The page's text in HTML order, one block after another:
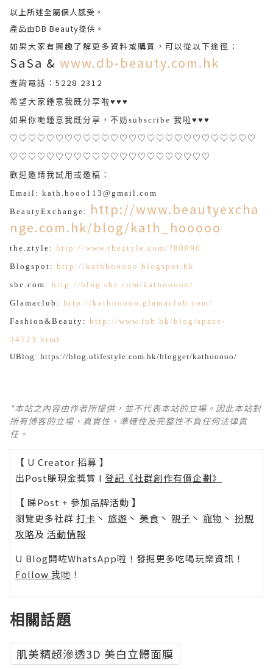
以上所述全屬個人感受。
產品由DB Beauty提供。
如果大家有興趣了解更多資料或購買，可以從以下途徑：
SaSa & www.db-beauty.com.hk
查詢電話：5228 2312
希望大家鍾意我既分享啦♥♥♥
如果你哋鍾意我既分享，不妨subscribe 我啦♥♥♥
♡♡♡♡♡♡♡♡♡♡♡♡♡♡♡♡♡♡♡♡♡♡♡♡♡♡♡
♡♡♡♡♡♡♡♡♡♡♡♡♡♡♡♡♡♡♡♡♡♡
歡迎邀請我試用或邀稿：
Email: kath.hooo113@gmail.com
BeautyExchange:
http://www.beautyexcha
nge.com.hk/blog/kath_hooooo
the.ztyle: http://www.theztyle.com/?80096
Blogspot: http://kathhooooo.blogspot.hk
she.com: http://blog.she.com/kathooooo/
Glamaclub: http://kathooooo.glamaclub.com/
Fashion&Beauty: http://www.fnb.hk/blog/space-
34723.html
UBlog: https://blog.ulifestyle.com.hk/blogger/kathooooo/
*本站之內容由作者所提供，並不代表本站的立場。因此本站對
所有博客的立場、真實性、準確性及完整性不負任何法律責
任。
【 U Creator 招募 】
出Post賺現金獎賞 l 登記《社群創作有價企劃》
【 睇Post + 參加品牌活動 】
瀏覽更多社群 打卡 丶 旅遊 丶 美食 丶 親子 丶 寵物 丶 扮靚
攻略及 活動情報
U Blog開咗WhatsApp啦！發掘更多吃喝玩樂資訊！
Follow 我哋 ！
相關話題
肌美精超滲透3D 美白立體面膜